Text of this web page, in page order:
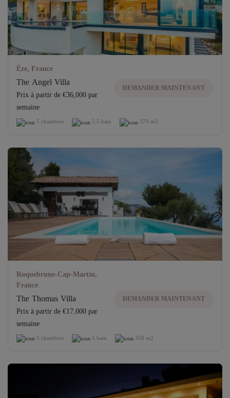
Èze, France
The Angel Villa
Prix ​​à partir de €36,000 par
semaine
DEMANDER MAINTENANT
5 chambres 5.5 bain 370 m2
Roquebrune-Cap-Martin,
France
The Thomas Villa
Prix ​​à partir de €17,000 par
semaine
DEMANDER MAINTENANT
5 chambres 5 bain 350 m2